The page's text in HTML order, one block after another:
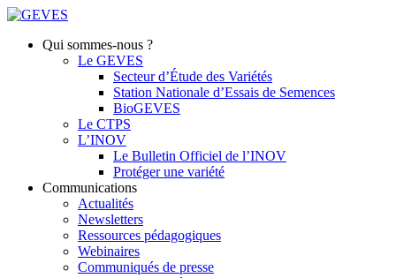
Qui sommes-nous ?
Le GEVES
Secteur d’Étude des Variétés
Station Nationale d’Essais de Semences
BioGEVES
Le CTPS
L’INOV
Le Bulletin Officiel de l’INOV
Protéger une variété
Communications
Actualités
Newsletters
Ressources pédagogiques
Webinaires
Communiqués de presse